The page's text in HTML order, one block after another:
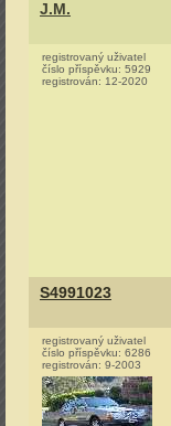
J.M.
registrovaný uživatel
číslo příspěvku: 5929
registrován: 12-2020
S4991023
registrovaný uživatel
číslo příspěvku: 6286
registrován: 9-2003